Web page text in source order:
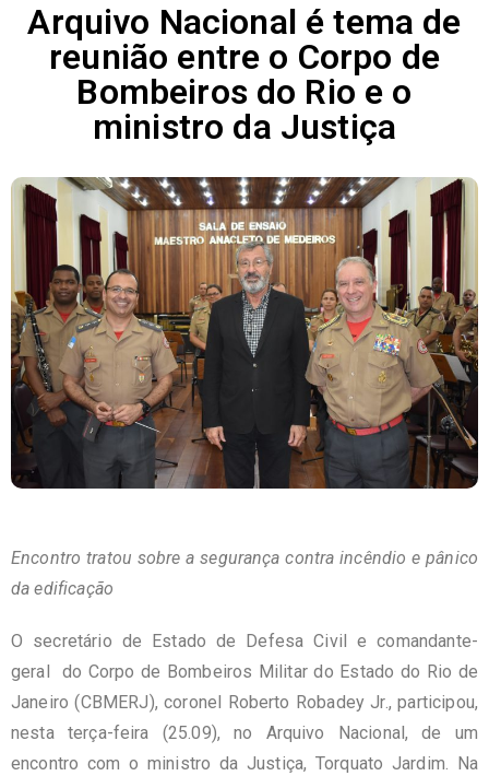
Arquivo Nacional é tema de
reunião entre o Corpo de
Bombeiros do Rio e o
ministro da Justiça
Encontro tratou sobre a segurança contra incêndio e pânico
da edificação
O secretário de Estado de Defesa Civil e comandante-
geral do Corpo de Bombeiros Militar do Estado do Rio de
Janeiro (CBMERJ), coronel Roberto Robadey Jr., participou,
nesta terça-feira (25.09), no Arquivo Nacional, de um
encontro com o ministro da Justiça, Torquato Jardim. Na